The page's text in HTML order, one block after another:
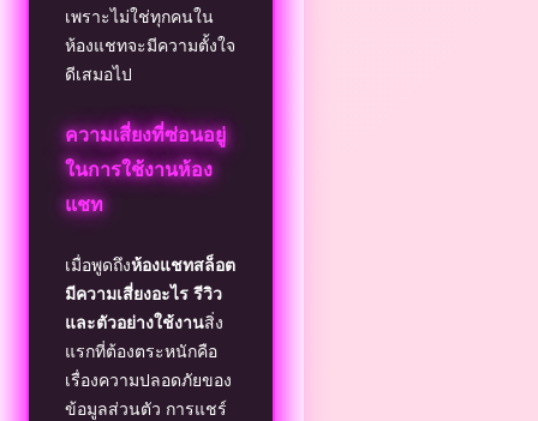
เพราะไม่ใช่ทุกคนใน
ห้องแชทจะมีความตั้งใจ
ดีเสมอไป
ความเสี่ยงที่ซ่อนอยู่
ในการใช้งานห้อง
แชท
เมื่อพูดถึงห้องแชทสล็อต
มีความเสี่ยงอะไร รีวิว
และตัวอย่างใช้งานสิ่ง
แรกที่ต้องตระหนักคือ
เรื่องความปลอดภัยของ
ข้อมูลส่วนตัว การแชร์